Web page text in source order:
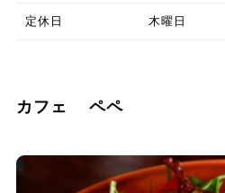
定休日 木曜日
カフェ ペペ